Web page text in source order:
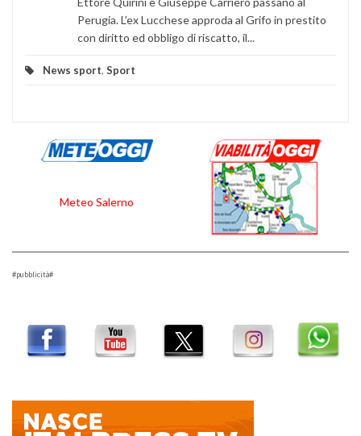
Perugia. L’ex Lucchese approda al Grifo in prestito
con diritto ed obbligo di riscatto, il...
News sport, Sport
Meteo Salerno
#pubblicità#